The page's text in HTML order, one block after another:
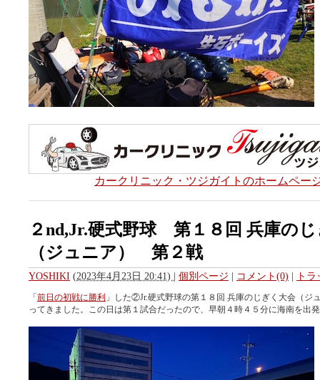
カークリニック・ツジガイトのホームペー
２nd,Jr.硬式野球 第１８回 兵庫の
（ジュニア） 第２戦
YOSHIKI (2023年4月23日 20:41) | 個別ページ | コメント(0) | ト
「 前日の初戦に勝利 」した②Jr.硬式野球の第１８回 兵庫のじぎく大会（ジ
ってきました。この日は第１試合だったので、早朝４時４５分に海南を出